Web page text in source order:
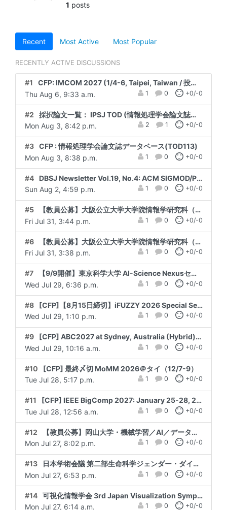
1 posts
Recent Most Active Most Popular
RECENTLY ACTIVE DISCUSSIONS
#1
CFP: IMCOM 2027 (1/4-6, Taipei, Taiwan / 投稿締切: 9/16)
Thu Aug 6, 9:33 a.m.
1 0 +0/-0
#2
採択論文一覧： IPSJ TOD (情報処理学会論文誌データベース) 110号
Mon Aug 3, 8:42 p.m.
2 1 +0/-0
#3
CFP : 情報処理学会論文誌データベース(TOD113)
Mon Aug 3, 8:38 p.m.
1 0 +0/-0
#4
DBSJ Newsletter Vol.19, No.4: ACM SIGMOD/PODS 2026，CVPR 2026，ICWSM 2026，NetSci 2026
Sun Aug 2, 4:59 p.m.
1 0 +0/-0
#5
【教員公募】大阪公立大学大学院情報学研究科（情報ネットワーク・サイバーセキュリティ分野）教授・准教授・講師（応募締切：9/15）
Fri Jul 31, 3:44 p.m.
1 0 +0/-0
#6
【教員公募】大阪公立大学大学院情報学研究科（情報ネットワーク・サイバーセキュリティ分野）教授・准教授・講師（応募締切：9/15）
Fri Jul 31, 3:38 p.m.
1 0 +0/-0
#7
【9/9開催】東京科学大学 AI-Science Nexusセンター（AISNeC）設立シンポジウム開催のご案内
Wed Jul 29, 6:36 p.m.
1 0 +0/-0
#8
[CFP]【8月15日締切】iFUZZY 2026 Special Session “AI-Powered Biomedical Sensing and Processing”
Wed Jul 29, 1:10 p.m.
1 0 +0/-0
#9
[CFP] ABC2027 at Sydney, Australia (Hybrid), 2027年1月19–22日
Wed Jul 29, 10:16 a.m.
1 0 +0/-0
#10
[CFP] 最終〆切 MoMM 2026＠タイ（12/7-9）
Tue Jul 28, 5:17 p.m.
1 0 +0/-0
#11
[CFP] IEEE BigComp 2027: January 25-28, 2027, Fukuoka, Japan
Tue Jul 28, 12:56 a.m.
1 0 +0/-0
#12
【教員公募】岡山大学・機械学習／AI／データマイニング／情報検索／情報推薦／電子図書館等（助教・9月28日締切）
Mon Jul 27, 8:02 p.m.
1 0 +0/-0
#13
日本学術会議 第二部生命科学ジェンダー・ダイバーシティ分科会よりお知らせ
Mon Jul 27, 6:53 p.m.
1 0 +0/-0
#14
可視化情報学会 3rd Japan Visualization Symposium (JapanVis 2026)
Mon Jul 27, 6:14 a.m.
1 0 +0/-0